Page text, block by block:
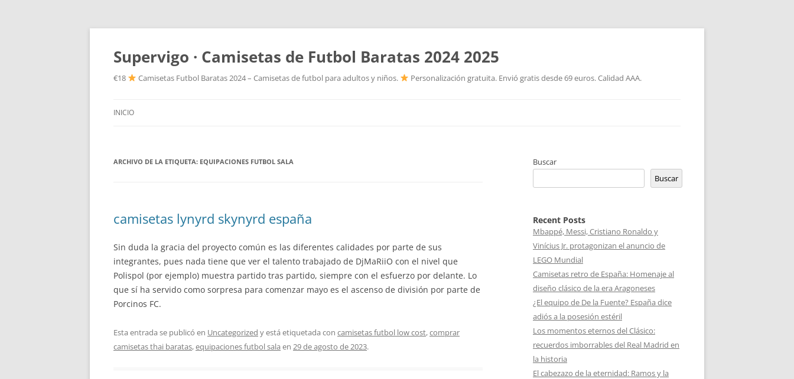
Supervigo · Camisetas de Futbol Baratas 2024 2025
€18 Camisetas Futbol Baratas 2024 – Camisetas de futbol para adultos y niños. Personalización gratuita. Envió gratis desde 69 euros. Calidad AAA.
INICIO
ARCHIVO DE LA ETIQUETA: EQUIPACIONES FUTBOL SALA
camisetas lynyrd skynyrd españa
Sin duda la gracia del proyecto común es las diferentes calidades por parte de sus
integrantes, pues nada tiene que ver el talento trabajado de DjMaRiiO con el nivel que
Polispol (por ejemplo) muestra partido tras partido, siempre con el esfuerzo por delante. Lo
que sí ha servido como sorpresa para comenzar mayo es el ascenso de división por parte de
Porcinos FC.
Esta entrada se publicó en Uncategorized y está etiquetada con camisetas futbol low cost,comprar
camisetas thai baratas,equipaciones futbol sala en 29 de agosto de 2023.
Buscar
Buscar
Recent Posts
Mbappé, Messi, Cristiano Ronaldo y
Vinícius Jr. protagonizan el anuncio de
LEGO Mundial
Camisetas retro de España: Homenaje al
diseño clásico de la era Aragoneses
¿El equipo de De la Fuente? España dice
adiós a la posesión estéril
Los momentos eternos del Clásico:
recuerdos imborrables del Real Madrid en
la historia
El cabezazo de la eternidad: Ramos y la